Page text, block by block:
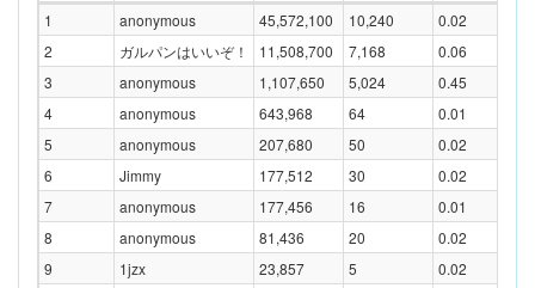
1 anonymous 45,572,100 10,240
0.02
2
ガルパンはいいぞ！ 11,508,700 7,168
0.06
3
anonymous 1,107,650 5,024
0.45
4
anonymous 643,968 64
0.01
5
anonymous 207,680 50
0.02
6
Jimmy 177,512 30
0.02
7
anonymous 177,456 16
0.01
8
anonymous 81,436 20
0.02
9
1jzx 23,857 5
0.02